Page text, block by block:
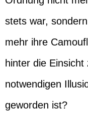
stets war,
mehr ihre
hinter die
notwendigen
geworden ist?